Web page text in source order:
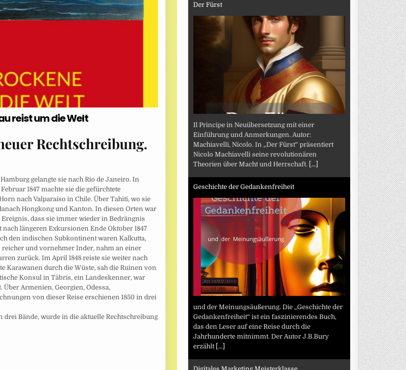
Der Fürst
Il Principe in Neuübersetzung mit einer
Einführung und Anmerkungen. Autor:
Machiavelli, Nicolo. In „Der Fürst“ präsentiert
Nicolo Machiavelli seine revolutionären
Theorien über Macht und Herrschaft. [...]
Geschichte der Gedankenfreiheit
und der Meinungsäußerung. Die „Geschichte der
Gedankenfreiheit“ ist ein faszinierendes Buch,
das den Leser auf eine Reise durch die
Jahrhunderte mitnimmt. Der Autor J.B.Bury
erzählt [...]